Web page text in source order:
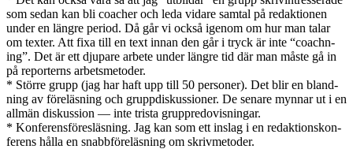
som sedan kan bli coacher och leda vidare sam­tal på redak­tio­nen
under en län­gre period. Då går vi också igenom om hur man talar
om tex­ter. Att fixa till en text innan den går i tryck är inte “coach­n­
ing”. Det är ett dju­pare arbete under län­gre tid där man måste gå in
på reporterns arbetsme­toder.
* Större grupp (jag har haft upp till 50 per­soner). Det blir en bland­
ning av föreläs­ning och grup­pdiskus­sioner. De senare myn­nar ut i en
allmän diskus­sion — inte trista grup­pre­dovis­ningar.
* Kon­fer­ens­föres­läs­ning. Jag kan som ett inslag i en redak­tion­skon­
fer­ens hålla en snabbföreläs­ning om skrivmetoder.